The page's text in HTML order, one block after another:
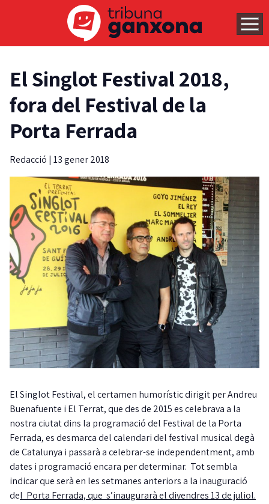
El Singlot Festival 2018,
fora del Festival de la
Porta Ferrada
Redacció | 13 gener 2018
El Singlot Festival, el certamen humorístic dirigit per Andreu
Buenafuente i El Terrat, que des de 2015 es celebrava a la
nostra ciutat dins la programació del Festival de la Porta
Ferrada, es desmarca del calendari del festival musical degà
de Catalunya i passarà a celebrar-se independentment, amb
dates i programació encara per determinar. Tot sembla
indicar que serà en les setmanes anteriors a la inauguració
del Porta Ferrada, que s’inaugurarà el divendres 13 de juliol.